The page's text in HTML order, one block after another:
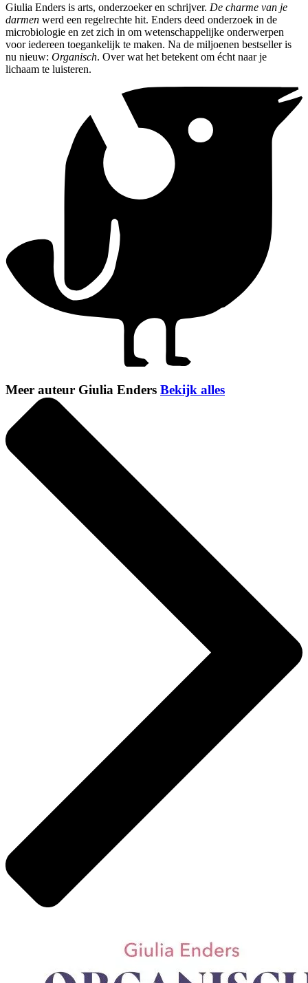
Giulia Enders is arts, onderzoeker en schrijver. De charme van je
darmen werd een regelrechte hit. Enders deed onderzoek in de
microbiologie en zet zich in om wetenschappelijke onderwerpen
voor iedereen toegankelijk te maken. Na de miljoenen bestseller is
nu nieuw: Organisch. Over wat het betekent om écht naar je
lichaam te luisteren.
Meer auteur Giulia Enders Bekijk alles